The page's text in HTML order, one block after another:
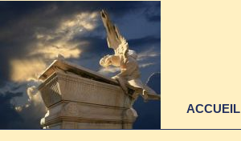
ACCUEIL